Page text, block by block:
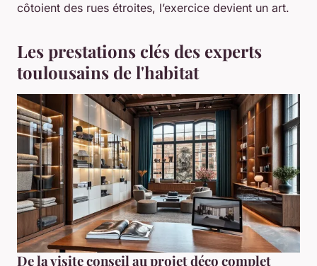
côtoient des rues étroites, l’exercice devient un art.
Les prestations clés des experts
toulousains de l'habitat
De la visite conseil au projet déco complet